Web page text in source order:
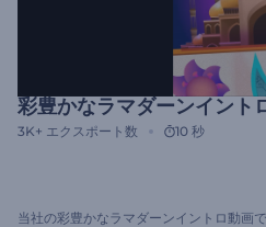
彩豊かなラマダーンイント
3K+ エクスポート数 10 秒
当社の彩豊かなラマダーンイントロ動画